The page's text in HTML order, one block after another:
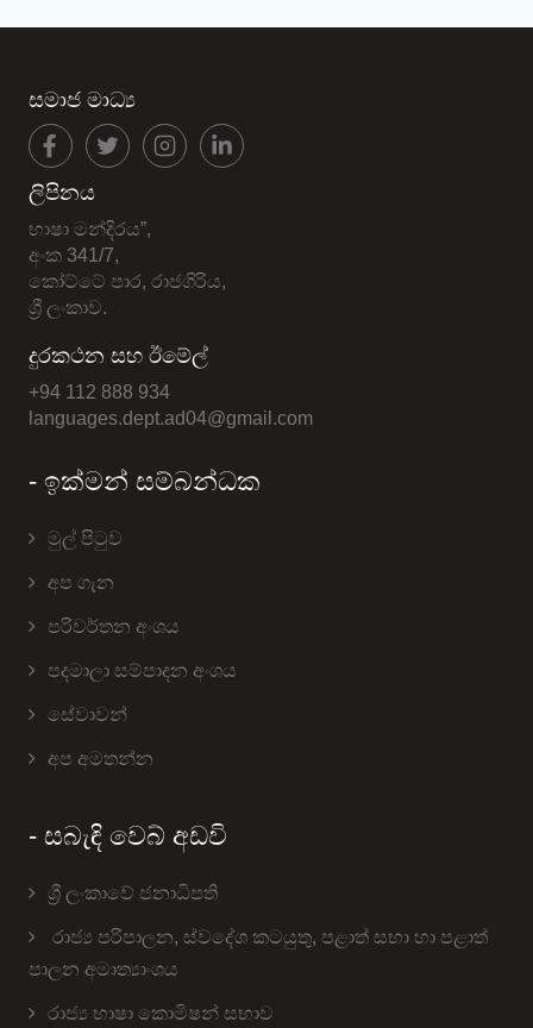
සමාජ මාධ්‍ය
ලිපිනය
භාෂා මන්දිරය”,
අංක 341/7,
කෝට්ටේ පාර, රාජගිරිය,
ශ්‍රී ලංකාව.
දුරකථන සහ ඊමේල්
+94 112 888 934
languages.dept.ad04@gmail.com
- ඉක්මන් සම්බන්ධක
මුල් පිටුව
අප ගැන
පරිවර්තන අංශය
පදමාලා සම්පාදන අංශය
සේවාවන්
අප අමතන්න
- සබැඳි වෙබ් අඩවි
ශ්‍රී ලංකාවේ ජනාධිපති
රාජ්‍ය පරිපාලන, ස්වදේශ කටයුතු, පළාත් සභා හා පළාත්
පාලන අමාත්‍යාංශය
රාජ්‍ය භාෂා කොමිෂන් සභාව